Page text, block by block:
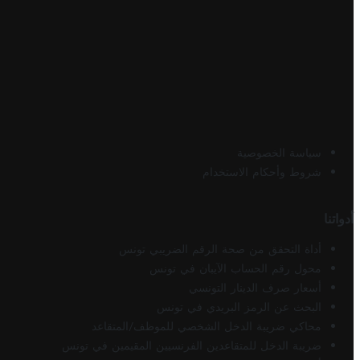
سياسة الخصوصية
شروط وأحكام الاستخدام
أدواتنا
أداة التحقق من صحة الرقم الضريبي تونس
محول رقم الحساب الآيبان في تونس
أسعار صرف الدينار التونسي
البحث عن الرمز البريدي في تونس
محاكي ضريبة الدخل الشخصي للموظف/المتقاعد
ضريبة الدخل للمتقاعدين الفرنسيين المقيمين في تونس